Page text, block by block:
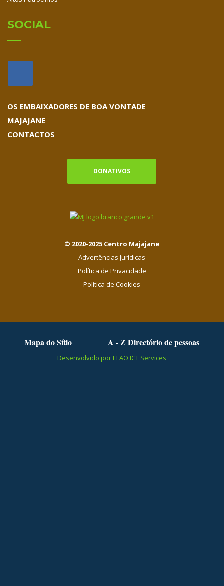
SOCIAL
OS EMBAIXADORES DE BOA VONTADE
MAJAJANE
CONTACTOS
DONATIVOS
© 2020-2025 Centro Majajane
Advertências Jurídicas
Política de Privacidade
Política de Cookies
Mapa do Sítio A - Z Directório de pessoas
Desenvolvido por EFAO ICT Services